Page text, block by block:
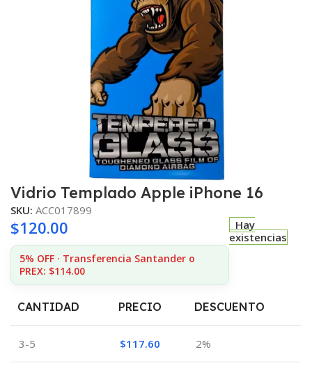
Vidrio Templado Apple iPhone 16
SKU: ACC017899
$120.00
5% OFF · Transferencia Santander o
PREX: $114.00
Hay
existencias
CANTIDAD PRECIO DESCUENTO
3-5 $117.60 2%